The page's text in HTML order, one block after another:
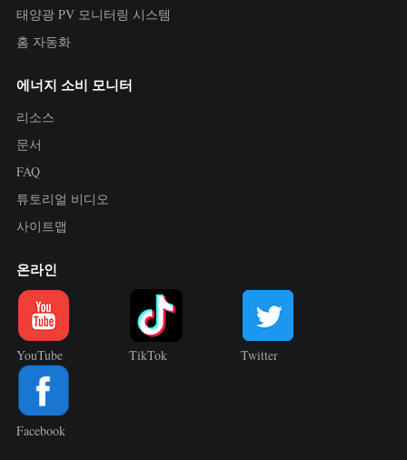
태양광 PV 모니터링 시스템
홈 자동화
에너지 소비 모니터
리소스
문서
FAQ
튜토리얼 비디오
사이트맵
온라인
YouTube TikTok Twitter
Facebook